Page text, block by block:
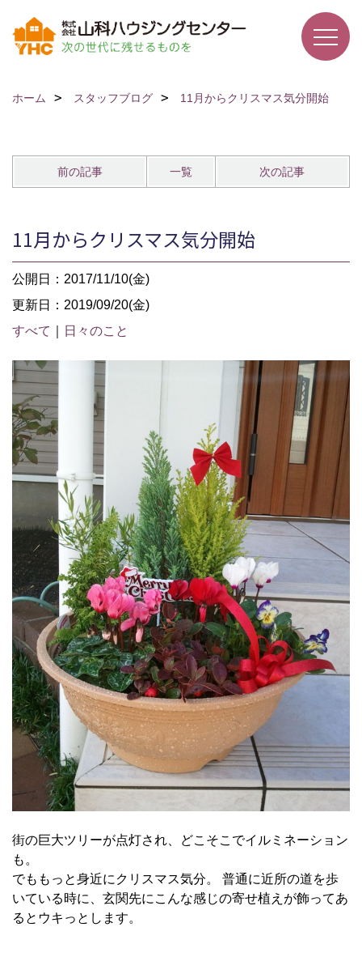
ホーム スタッフブログ 11月からクリスマス気分開始
前の記事 一覧 次の記事
11月からクリスマス気分開始
公開日：2017/11/10(金)
更新日：2019/09/20(金)
すべて
日々のこと
街の巨大ツリーが点灯され、どこそこでイルミネーション
も。
でももっと身近にクリスマス気分。
普通に近所の道を歩
いている時に、玄関先にこんな感じの寄せ植えが飾ってあ
るとウキっとします。